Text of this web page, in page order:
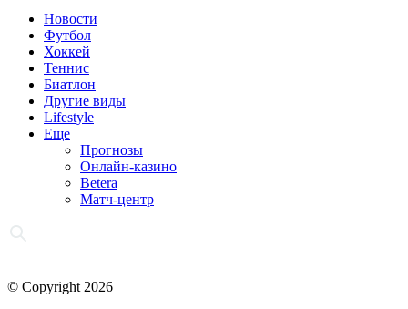
Новости
Футбол
Хоккей
Теннис
Биатлон
Другие виды
Lifestyle
Еще
Прогнозы
Онлайн-казино
Betera
Матч-центр
© Copyright 2026